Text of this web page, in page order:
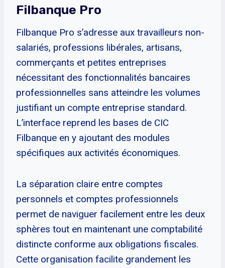
Filbanque Pro
Filbanque Pro s’adresse aux travailleurs non-
salariés, professions libérales, artisans,
commerçants et petites entreprises
nécessitant des fonctionnalités bancaires
professionnelles sans atteindre les volumes
justifiant un compte entreprise standard.
L’interface reprend les bases de CIC
Filbanque en y ajoutant des modules
spécifiques aux activités économiques.
La séparation claire entre comptes
personnels et comptes professionnels
permet de naviguer facilement entre les deux
sphères tout en maintenant une comptabilité
distincte conforme aux obligations fiscales.
Cette organisation facilite grandement les